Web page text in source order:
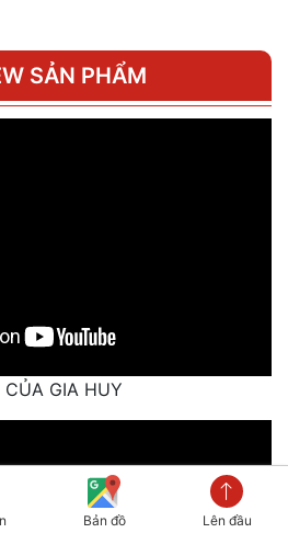
SẢN PHẨM
GIA HUY
Bản đồ Lên đầu